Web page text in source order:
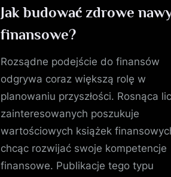
Jak budować zdrowe
finansowe?
Rozsądne podejście do finansów
odgrywa coraz większą rolę w
planowaniu przyszłości. Rosnąca
zainteresowanych poszukuje
wartościowych książek
chcąc rozwijać swoje kompetencje
finansowe. Publikacje tego typu